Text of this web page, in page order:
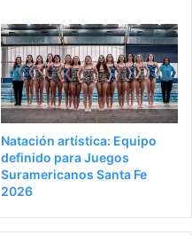
Natación artística: Equipo
definido para Juegos
Suramericanos Santa Fe
2026